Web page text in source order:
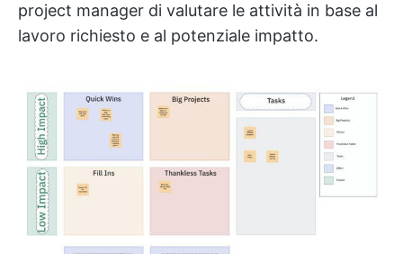
project manager di valutare le attività in base al
lavoro richiesto e al potenziale impatto.